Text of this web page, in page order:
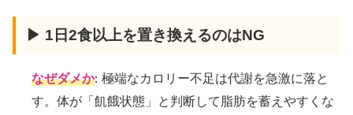
▶ 1日2食以上を置き換えるのはNG
なぜダメか: 極端なカロリー不足は代謝を急激に落と
す。体が「飢餓状態」と判断して脂肪を蓄えやすくな